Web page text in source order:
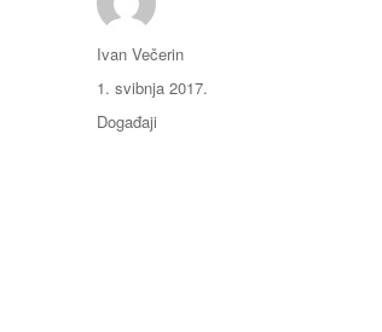
Autor
Ivan Večerin
Objavljeno
dana
1. svibnja 2017.
Kategorije
Događaji